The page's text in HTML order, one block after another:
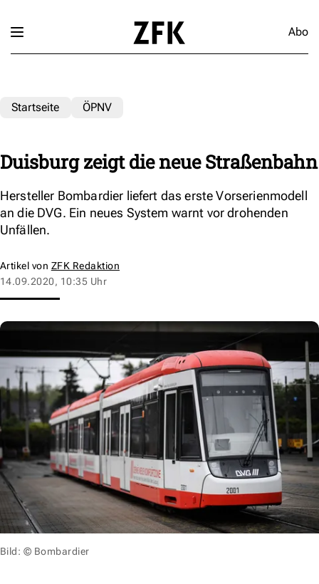
Abo
Startseite ÖPNV
Duisburg zeigt die neue Straßenbahn
Hersteller Bombardier liefert das erste Vorserienmodell
an die DVG. Ein neues System warnt vor drohenden
Unfällen.
Artikel von ZFK Redaktion
14.09.2020, 10:35 Uhr
Bild: © Bombardier